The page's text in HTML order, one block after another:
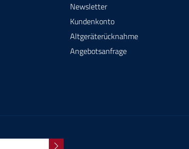
Newsletter
Kundenkonto
Altgeräterücknahme
Angebotsanfrage